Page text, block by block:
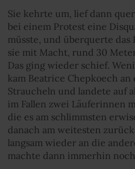
Sie kehrte um, lief dann
bei einem Protest eine
müsste, und überquerte
sie mit Macht, rund 30
Das ging wieder schief.
kam Beatrice Chepkoech
Straucheln und landete auf
im Fallen zwei Läuferinnen
die es am schlimmsten
danach am weitesten
langsam wieder an die
machte dann immerhin